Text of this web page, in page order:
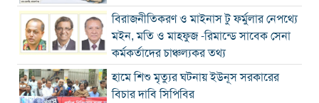
বিরাজনীতিকরণ ও মাইনাস টু ফর্মুলার নেপথ্যে
মইন, মতি ও মাহফুজ -রিমান্ডে সাবেক সেনা
কর্মকর্তাদের চাঞ্চল্যকর তথ্য
হামে শিশু মৃত্যুর ঘটনায় ইউনূস সরকারের
বিচার দাবি সিপিবির